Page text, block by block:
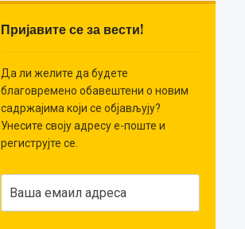
Пријавите се за вести!
Да ли желите да будете
благовремено обавештени о новим
садржајима који се објављују?
Унесите своју адресу е-поште и
региструјте се.